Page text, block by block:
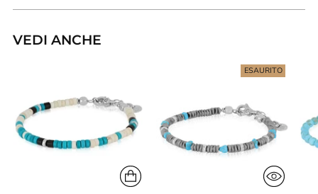
Aggiungere
carrello...
VEDI ANCHE
ESAURITO